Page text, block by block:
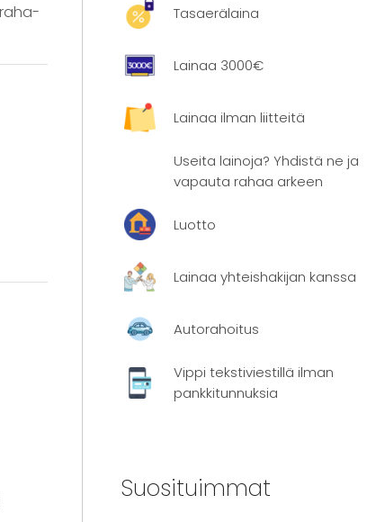
Tasaerälaina
Lainaa 3000€
Lainaa ilman liitteitä
Useita lainoja? Yhdistä ne ja
vapauta rahaa arkeen
Luotto
Lainaa yhteishakijan kanssa
Autorahoitus
Vippi tekstiviestillä ilman
pankkitunnuksia
Suosituimmat